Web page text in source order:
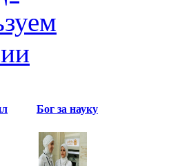
Бог за науку